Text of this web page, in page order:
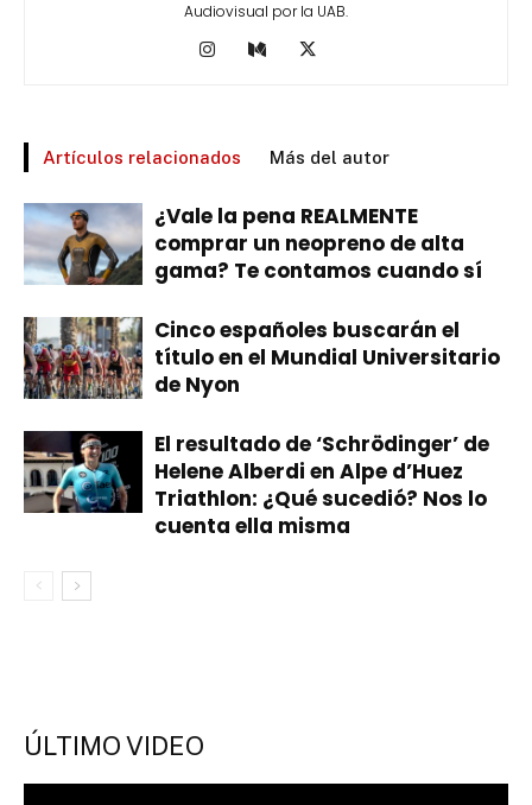
Audiovisual por la UAB.
Artículos relacionados Más del autor
¿Vale la pena REALMENTE
comprar un neopreno de alta
gama? Te contamos cuando sí
Cinco españoles buscarán el
título en el Mundial Universitario
de Nyon
El resultado de ‘Schrödinger’ de
Helene Alberdi en Alpe d’Huez
Triathlon: ¿Qué sucedió? Nos lo
cuenta ella misma
ÚLTIMO VIDEO